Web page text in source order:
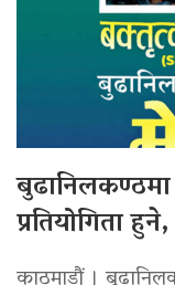
प्रतियोगिता